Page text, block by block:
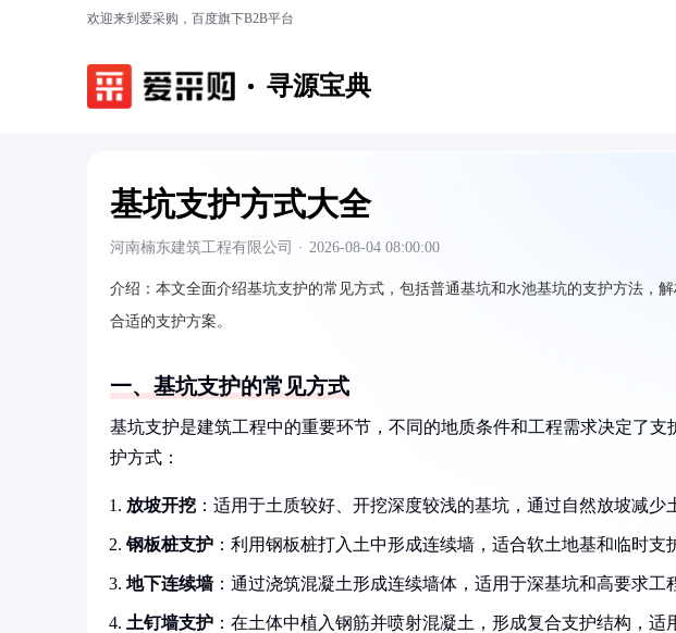
欢迎来到爱采购，百度旗下B2B平台
寻源宝典
基坑支护方式大全
河南楠东建筑工程有限公司 · 2026-08-04 08:00:00
介绍： 本文全面介绍基坑支护的常见方式，包括普通基坑和水池基坑的支护方法，
合适的支护方案。
一、基坑支护的常见方式
基坑支护是建筑工程中的重要环节，不同的地质条件和工程需求决定了
护方式：
放坡开挖 ：适用于土质较好、开挖深度较浅的基坑，通过自然放坡减少
钢板桩支护 ：利用钢板桩打入土中形成连续墙，适合软土地基和临时支
地下连续墙：通过浇筑混凝土形成连续墙体，适用于深基坑和高要求工
土钉墙支护 ：在土体中植入钢筋并喷射混凝土，形成复合支护结构，适